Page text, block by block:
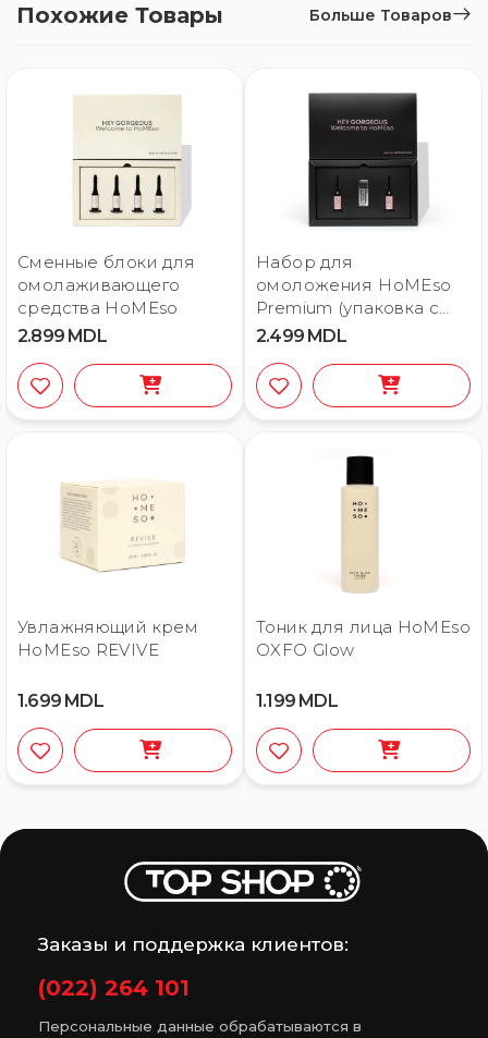
Похожие Товары Больше Товаров
Сменные блоки для
омолаживающего
средства HoMEso
2.899 MDL
Набор для
омоложения HoMEso
Premium (упаковка с
двумя сменными
2.499 MDL
Увлажняющий крем
HoMEso REVIVE
1.699 MDL
Тоник для лица HoMEso
OXFO Glow
1.199 MDL
Заказы и поддержка клиентов:
(022) 264 101
Персональные данные обрабатываются в